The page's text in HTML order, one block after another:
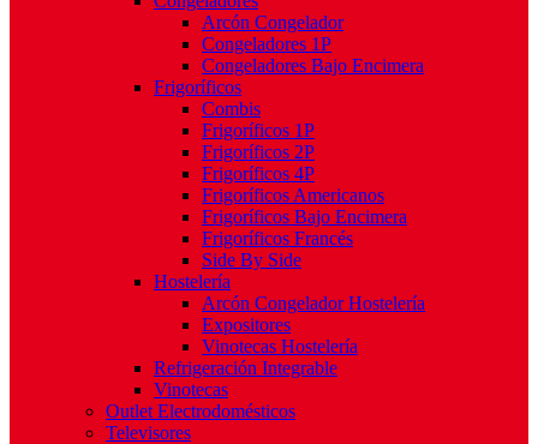
Arcón Congelador
Congeladores 1P
Congeladores Bajo Encimera
Frigoríficos
Combis
Frigoríficos 1P
Frigoríficos 2P
Frigoríficos 4P
Frigoríficos Americanos
Frigoríficos Bajo Encimera
Frigoríficos Francés
Side By Side
Hostelería
Arcón Congelador Hostelería
Expositores
Vinotecas Hostelería
Refrigeración Integrable
Vinotecas
Outlet Electrodomésticos
Televisores